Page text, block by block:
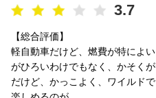
3.7
【総合評価】
軽自動車だけど、燃費が特によ
がひろいわけでもなく、かそく
だけど、かっこよく、ワイルド